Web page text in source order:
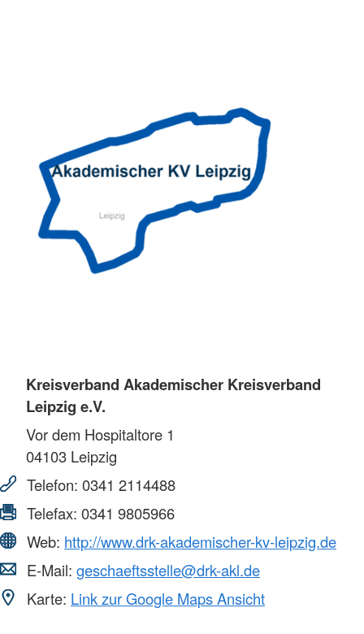
Kreisverband Akademischer Kreisverband
Leipzig e.V.
Vor dem Hospitaltore 1
04103 Leipzig
Telefon: 0341 2114488
Telefax: 0341 9805966
Web: http://www.drk-akademischer-kv-leipzig.de
E-Mail: geschaeftsstelle@drk-akl.de
Karte: Link zur Google Maps Ansicht